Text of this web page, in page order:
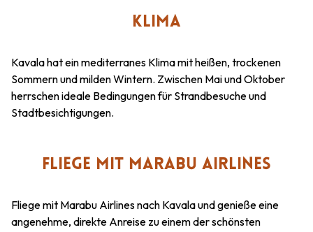
KLIMA
Kavala hat ein mediterranes Klima mit heißen, trockenen
Sommern und milden Wintern. Zwischen Mai und Oktober
herrschen ideale Bedingungen für Strandbesuche und
Stadtbesichtigungen.
FLIEGE MIT MARABU AIRLINES
Fliege mit Marabu Airlines nach Kavala und genieße eine
angenehme, direkte Anreise zu einem der schönsten